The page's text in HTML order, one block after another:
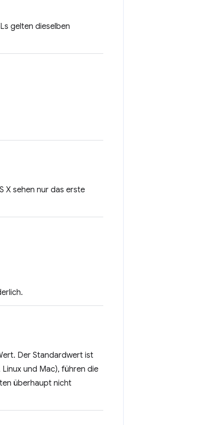
gelten dieselben
X sehen nur das erste
Der Standardwert ist
und Mac), führen die
überhaupt nicht